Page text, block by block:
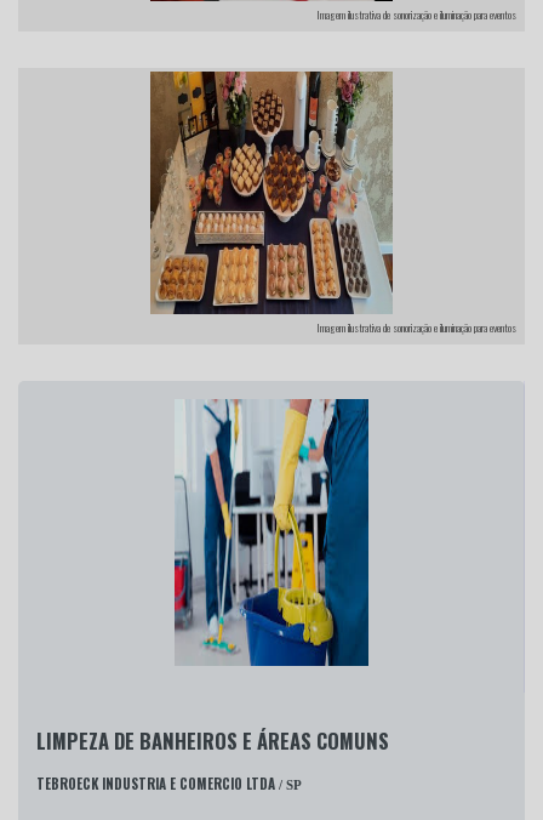
Imagem ilustrativa de sonorização e iluminação para eventos
Imagem ilustrativa de sonorização e iluminação para eventos
LIMPEZA DE BANHEIROS E ÁREAS COMUNS
TEBROECK INDUSTRIA E COMERCIO LTDA / SP